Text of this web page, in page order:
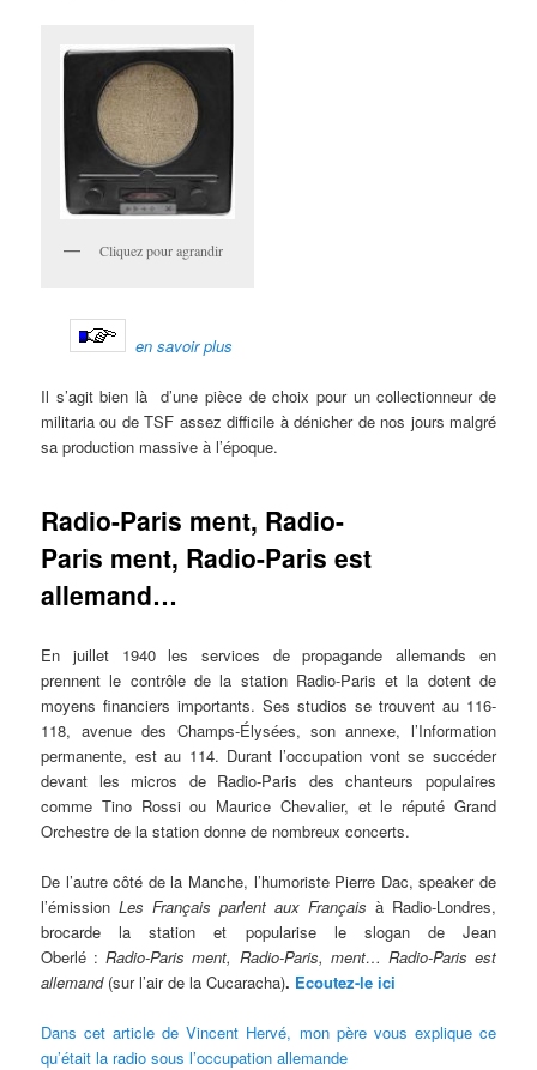
Cliquez pour agrandir
en savoir plus
Il s’agit bien là d’une pièce de choix pour un collectionneur de
militaria ou de TSF assez difficile à dénicher de nos jours malgré
sa production massive à l’époque.
Radio-Paris ment, Radio-
Paris ment, Radio-Paris est
allemand…
En juillet 1940 les services de propagande allemands en
prennent le contrôle de la station Radio-Paris et la dotent de
moyens financiers importants. Ses studios se trouvent au 116-
118, avenue des Champs-Élysées, son annexe, l’Information
permanente, est au 114. Durant l’occupation vont se succéder
devant les micros de Radio-Paris des chanteurs populaires
comme Tino Rossi ou Maurice Chevalier, et le réputé Grand
Orchestre de la station donne de nombreux concerts.
De l’autre côté de la Manche, l’humoriste Pierre Dac, speaker de
l’émissionLes Français parlent aux Français à Radio-Londres,
brocarde la station et popularise le slogan de Jean
Oberlé :Radio-Paris ment, Radio-Paris, ment… Radio-Paris est
allemand(sur l’air de la Cucaracha). Ecoutez-le ici
Dans cet article de Vincent Hervé, mon père vous explique ce
qu’était la radio sous l’occupation allemande